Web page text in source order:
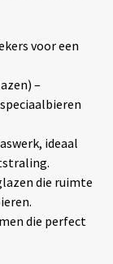
voor een
–
ideaal
die ruimte
die perfect